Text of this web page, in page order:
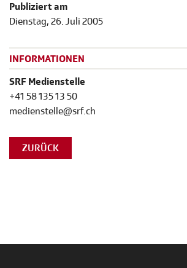
Publiziert am
Dienstag, 26. Juli 2005
INFORMATIONEN
SRF Medienstelle
+41 58 135 13 50
medienstelle@srf.ch
ZURÜCK